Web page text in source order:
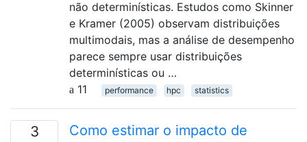
não determinísticas. Estudos como Skinner
e Kramer (2005) observam distribuições
multimodais, mas a análise de desempenho
parece sempre usar distribuições
determinísticas ou …
11
performance hpc statistics
3
Como estimar o impacto de